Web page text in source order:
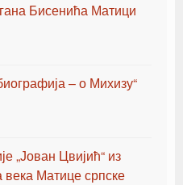
Бисенића Матици
– о Михизу“
„Јован Цвијић“ из
Матице српске